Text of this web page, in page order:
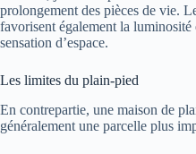
prolongement des pièces de vie.
favorisent également la luminosité
sensation d’espace.
Les limites du plain-pied
En contrepartie, une maison de
généralement une parcelle plus